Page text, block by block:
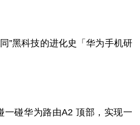
一碰华为路由A2 顶部，实现一